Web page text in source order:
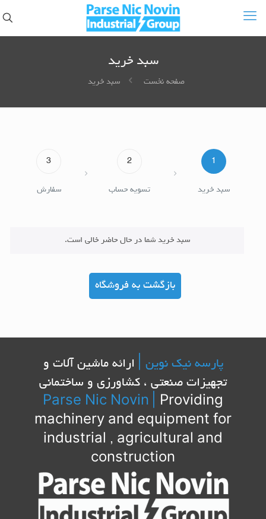
سبد خرید
صفحه نخست سبد خرید
1
سبد خرید
2
تسویه حساب
3
سفارش
سبد خرید شما در حال حاضر خالی است.
بازگشت به فروشگاه
پارسه نیک نوین |
ارائه ماشین آلات و
تجهیزات صنعتی ، کشاورزی و ساختمانی
Parse Nic Novin
Providing
machinery and equipment for
industrial , agricultural and
construction